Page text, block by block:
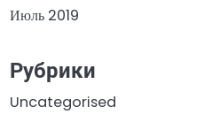
Июль 2019
Рубрики
Uncategorised